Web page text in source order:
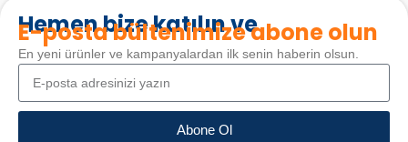
Hemen bize katılın ve
E-posta bültenimize abone olun
En yeni ürünler ve kampanyalardan ilk senin haberin olsun.
Abone Ol